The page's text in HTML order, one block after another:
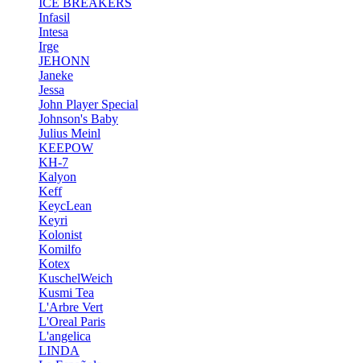
ICE BREAKERS
Infasil
Intesa
Irge
JEHONN
Janeke
Jessa
John Player Special
Johnson's Baby
Julius Meinl
KEEPOW
KH-7
Kalyon
Keff
KeycLean
Keyri
Kolonist
Komilfo
Kotex
KuschelWeich
Kusmi Tea
L'Arbre Vert
L'Oreal Paris
L'angelica
LINDA